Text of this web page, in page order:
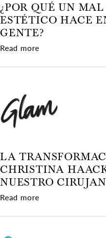
¿POR QUÉ UN
ESTÉTICO HACE
GENTE?
Read more
LA
CHRISTINA
NUESTRO
Read more